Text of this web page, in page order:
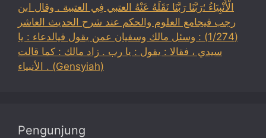
الْأَنْبِيَاءُ ؛رَبَّنَا رَبَّنَا نَقَلَهُ عَنْهُ العتبي فِي العتبية . وقال ابن
رجب فيجامع العلوم والحكم عند شرح الحديث العاشر
(1/274) : وسئل مالك وسفيان عمن يقول فيالدعاء : يا
سيدي ، فقالا : يقول : يا رب . زاد مالك : كما قالت
الأنبياء . (Gensyiah)
Pengunjung